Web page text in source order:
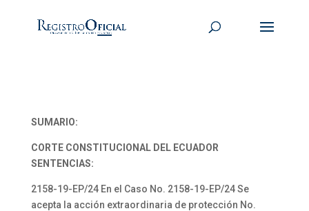
SUMARIO:
CORTE CONSTITUCIONAL DEL ECUADOR
SENTENCIAS:
2158-19-EP/24 En el Caso No. 2158-19-EP/24 Se
acepta la acción extraordinaria de protección No.